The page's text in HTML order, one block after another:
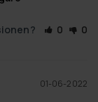
0 0
01-06-2022